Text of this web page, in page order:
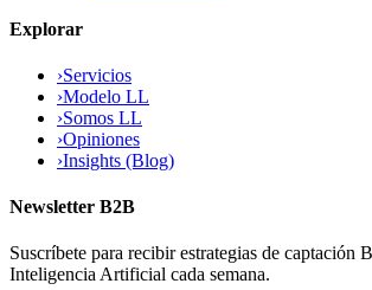
Explorar
›Servicios
›Modelo LL
›Somos LL
›Opiniones
›Insights (Blog)
Newsletter B2B
Suscríbete para recibir estrategias de captación
Inteligencia Artificial cada semana.